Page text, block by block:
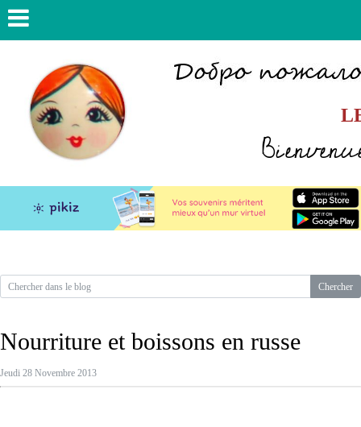
Nourriture et boissons en russe
Jeudi 28 Novembre 2013